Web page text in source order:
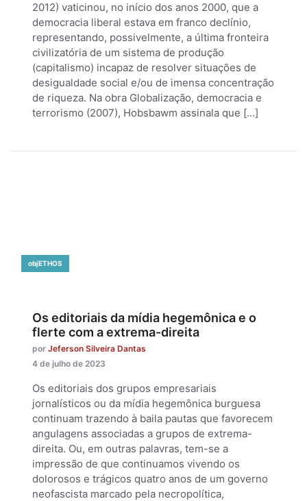
2012) vaticinou, no início dos anos 2000, que a
democracia liberal estava em franco declínio,
representando, possivelmente, a última fronteira
civilizatória de um sistema de produção
(capitalismo) incapaz de resolver situações de
desigualdade social e/ou de imensa concentração
de riqueza. Na obra Globalização, democracia e
terrorismo (2007), Hobsbawm assinala que […]
objETHOS
Os editoriais da mídia hegemônica e o
flerte com a extrema-direita
por Jeferson Silveira Dantas
4 de julho de 2023
Os editoriais dos grupos empresariais
jornalísticos ou da mídia hegemônica burguesa
continuam trazendo à baila pautas que favorecem
angulagens associadas a grupos de extrema-
direita. Ou, em outras palavras, tem-se a
impressão de que continuamos vivendo os
dolorosos e trágicos quatro anos de um governo
neofascista marcado pela necropolítica,